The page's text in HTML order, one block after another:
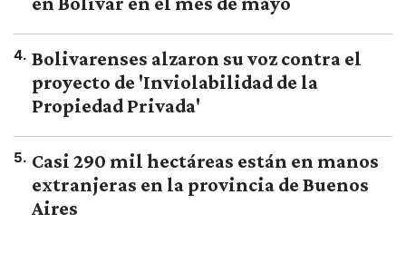
4. Bolivarenses alzaron su voz contra el
proyecto de 'Inviolabilidad de la
Propiedad Privada'
5. Casi 290 mil hectáreas están en manos
extranjeras en la provincia de Buenos
Aires